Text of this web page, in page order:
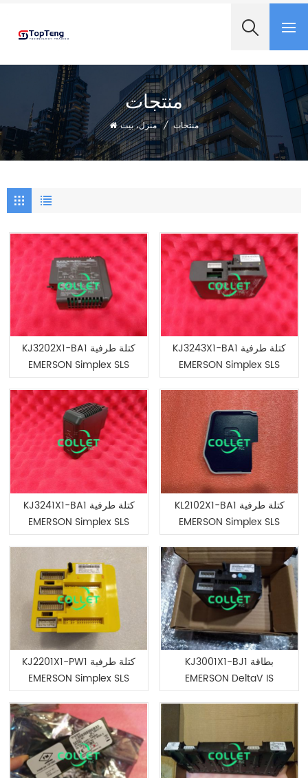
منتجات
منزل، بيت / منتجات
KJ3202X1-BA1 كتلة طرفية
EMERSON Simplex SLS
KJ3243X1-BA1 كتلة طرفية
EMERSON Simplex SLS
KJ3241X1-BA1 كتلة طرفية
EMERSON Simplex SLS
KL2102X1-BA1 كتلة طرفية
EMERSON Simplex SLS
KJ2201X1-PW1 كتلة طرفية
EMERSON Simplex SLS
KJ3001X1-BJ1 بطاقة
EMERSON DeltaV IS
DeviceNet